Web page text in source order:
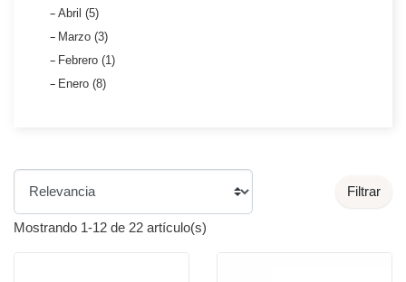
Abril (5)
Marzo (3)
Febrero (1)
Enero (8)
Filtrar
Mostrando 1-12 de 22 artículo(s)